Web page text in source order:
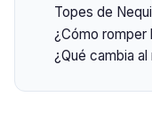
Topes de
¿Cómo romper
¿Qué cambia